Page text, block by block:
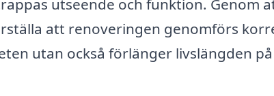
utseende och funktion. Genom
att renoveringen genomförs
utan också förlänger livslängden